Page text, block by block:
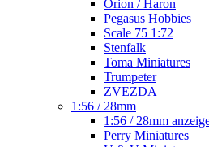
Orion / Haron
Pegasus Hobbies
Scale 75 1:72
Stenfalk
Toma Miniatures
Trumpeter
ZVEZDA
1:56 / 28mm
1:56 / 28mm
Perry Miniatures